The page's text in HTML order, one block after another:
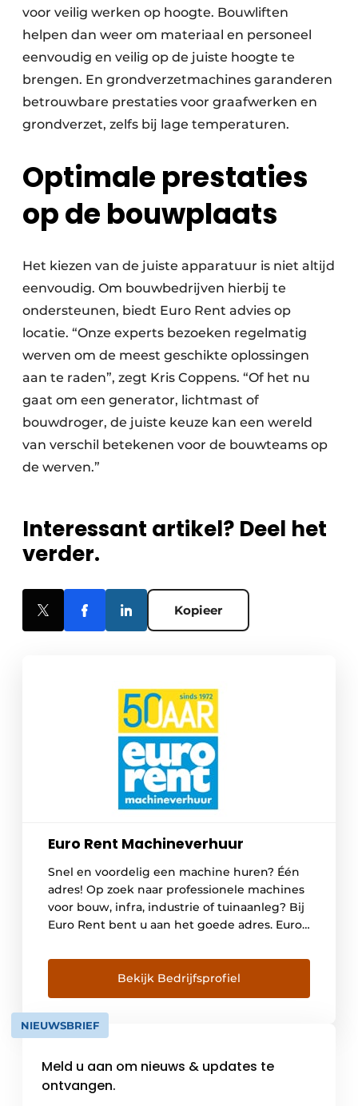
voor veilig werken op hoogte. Bouwliften
helpen dan weer om materiaal en personeel
eenvoudig en veilig op de juiste hoogte te
brengen. En grondverzetmachines garanderen
betrouwbare prestaties voor graafwerken en
grondverzet, zelfs bij lage temperaturen.
Optimale prestaties
op de bouwplaats
Het kiezen van de juiste apparatuur is niet altijd
eenvoudig. Om bouwbedrijven hierbij te
ondersteunen, biedt Euro Rent advies op
locatie. “Onze experts bezoeken regelmatig
werven om de meest geschikte oplossingen
aan te raden”, zegt Kris Coppens. “Of het nu
gaat om een generator, lichtmast of
bouwdroger, de juiste keuze kan een wereld
van verschil betekenen voor de bouwteams op
de werven.”
Interessant artikel? Deel het
verder.
Kopieer
Euro Rent Machineverhuur
Snel en voordelig een machine huren? Één
adres! Op zoek naar professionele machines
voor bouw, infra, industrie of tuinaanleg? Bij
Euro Rent bent u aan het goede adres. Euro
van bedrijfsmachines voor de bouwsector en
industrie en is een verlengstuk van uw
bedrijf. Naast materieelpartner zijn we […]
Bekijk Bedrijfsprofiel
NIEUWSBRIEF
Meld u aan om nieuws & updates te
ontvangen.